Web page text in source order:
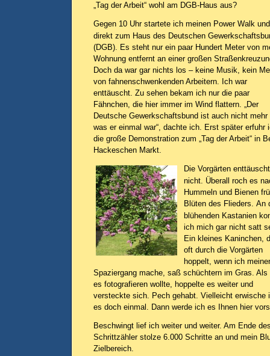
„Tag der Arbeit“ wohl am DGB-Haus aus?
Gegen 10 Uhr startete ich meinen Power Walk
direkt zum Haus des Deutschen
(DGB). Es steht nur ein paar Hundert Meter von
Wohnung entfernt an einer großen
Doch da war gar nichts los – keine Musik, kein
von fahnenschwenkenden Arbeitern. Ich war
enttäuscht. Zu sehen bekam ich nur die paar
Fähnchen, die hier immer im Wind flattern. „Der
Deutsche Gewerkschaftsbund ist auch nicht mehr
was er einmal war“, dachte ich. Erst später
die große Demonstration zum „Tag der Arbeit“ in
Hackeschen Markt.
Die Vorgärten
nicht. Überall roch es
Hummeln und Bienen
Blüten des Flieders. An
blühenden Kastanien
ich mich gar nicht satt
Ein kleines Kaninchen,
oft durch die Vorgärten
hoppelt, wenn ich
Spaziergang mache, saß schüchtern im Gras. Als
es fotografieren wollte, hoppelte es weiter und
versteckte sich. Pech gehabt. Vielleicht erwische
es doch einmal. Dann werde ich es Ihnen hier
Beschwingt lief ich weiter und weiter. Am Ende
Schrittzähler stolze 6.000 Schritte an und mein
Zielbereich.